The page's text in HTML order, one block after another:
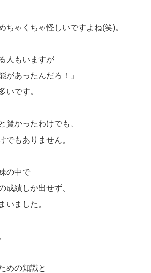
ちゃくちゃ怪しいですよね(笑)。
人もいますが
があったんだろ！」
いです。
賢かったわけでも、
でもありません。
の中で
成績しか出せず、
いました。
めの知識と